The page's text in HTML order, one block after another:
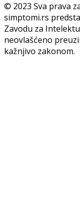
© 2023 Sva prava
simptomi.rs
Zavodu za
neovlašćeno
kažnjivo zakonom.